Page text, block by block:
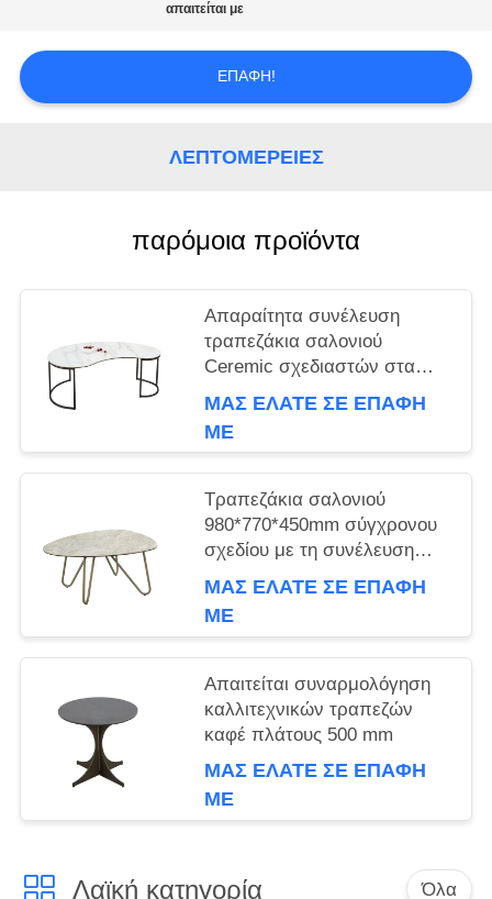
απαιτείται με
ΕΠΑΦΉ!
ΛΕΠΤΟΜΈΡΕΙΕΣ
παρόμοια προϊόντα
Απαραίτητα συνέλευση
τραπεζάκια σαλονιού
Ceremic σχεδιαστών στα
διάφορα χρώματα
1170*600*455mm
ΜΑΣ ΕΛΆΤΕ ΣΕ ΕΠΑΦΉ
ΜΕ
Τραπεζάκια σαλονιού
980*770*450mm σύγχρονου
σχεδίου με τη συνέλευση
που απαιτείται
ΜΑΣ ΕΛΆΤΕ ΣΕ ΕΠΑΦΉ
ΜΕ
Απαιτείται συναρμολόγηση
καλλιτεχνικών τραπεζών
καφέ πλάτους 500 mm
ΜΑΣ ΕΛΆΤΕ ΣΕ ΕΠΑΦΉ
ΜΕ
Λαϊκή κατηγορία Όλα